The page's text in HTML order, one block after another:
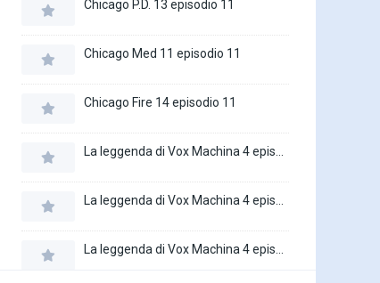
Chicago P.D. 13 episodio 11
Chicago Med 11 episodio 11
Chicago Fire 14 episodio 11